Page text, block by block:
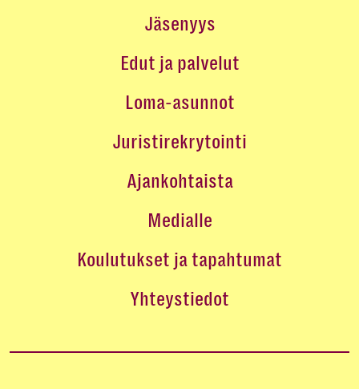
Jäsenyys
Edut ja palvelut
Loma-asunnot
Juristirekrytointi
Ajankohtaista
Medialle
Koulutukset ja tapahtumat
Yhteystiedot